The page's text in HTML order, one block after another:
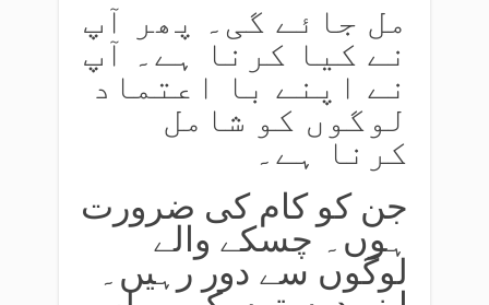
مل جائے گی۔ پھر آپ
نے کیا کرنا ہے۔ آپ
نے اپنے با اعتماد
لوگوں کو شامل
کرنا ہے۔
جن کو کام کی ضرورت
ہوں۔ چسکے والے
لوگوں سے دور رہیں۔